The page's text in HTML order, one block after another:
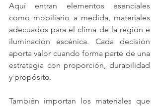
Aquí entran elementos esenciales
como mobiliario a medida, materiales
adecuados para el clima de la región e
iluminación escénica. Cada decisión
aporta valor cuando forma parte de una
estrategia con proporción, durabilidad
y propósito.
También importan los materiales que